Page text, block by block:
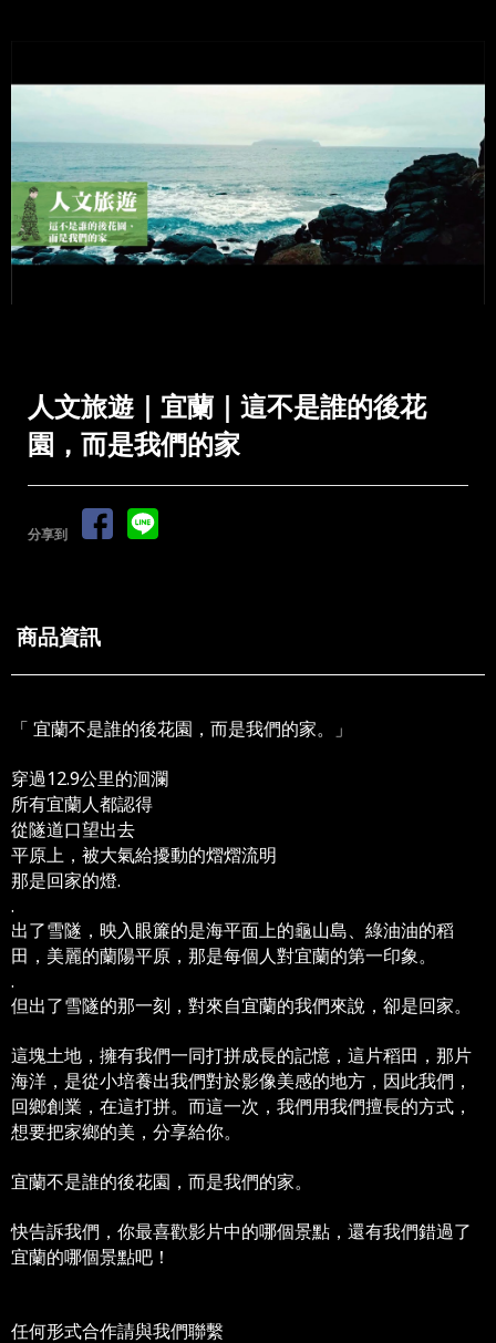
人文旅遊｜宜蘭｜這不是誰的後花
園，而是我們的家
分享到
商品資訊
「 宜蘭不是誰的後花園，而是我們的家。」
穿過12.9公里的洄瀾
所有宜蘭人都認得
從隧道口望出去
平原上，被大氣給擾動的熠熠流明
那是回家的燈.
.
出了雪隧，映入眼簾的是海平面上的龜山島、綠油油的稻
田，美麗的蘭陽平原，那是每個人對宜蘭的第一印象。
.
但出了雪隧的那一刻，對來自宜蘭的我們來說，卻是回家。
這塊土地，擁有我們一同打拼成長的記憶，這片稻田，那片
海洋，是從小培養出我們對於影像美感的地方，因此我們，
回鄉創業，在這打拼。而這一次，我們用我們擅長的方式，
想要把家鄉的美，分享給你。
宜蘭不是誰的後花園，而是我們的家。
快告訴我們，你最喜歡影片中的哪個景點，還有我們錯過了
宜蘭的哪個景點吧！
任何形式合作請與我們聯繫